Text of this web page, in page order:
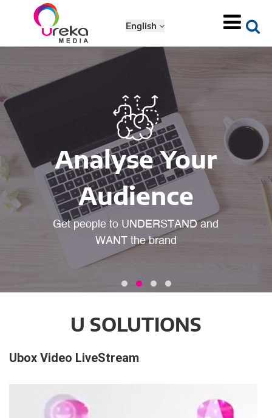
English
Analyse Your
Audience
Get people to UNDERSTAND and
WANT the brand
U SOLUTIONS
Ubox Video LiveStream